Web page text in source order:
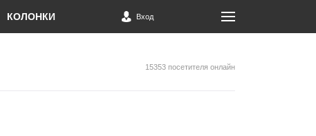
КОЛОНКИ Вход
15353 посетителя онлайн